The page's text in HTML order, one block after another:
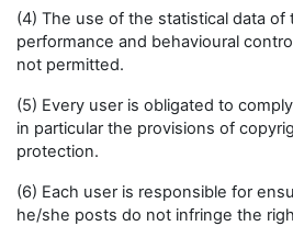
(4) The use of the statistical data of
performance and behavioural
not permitted.
(5) Every user is obligated to
in particular the provisions of
protection.
(6) Each user is responsible for
he/she posts do not infringe the